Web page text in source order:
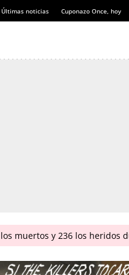
Últimas noticias Cuponazo Once, hoy
muertos y 236 los heridos